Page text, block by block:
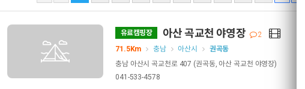
유료캠핑장 아산 곡교천 야영장
2
71.5Km
충남 아산시
권곡동
충남 아산시 곡교천로 407 (권곡동, 아산 곡교천 야영장)
041-533-4578